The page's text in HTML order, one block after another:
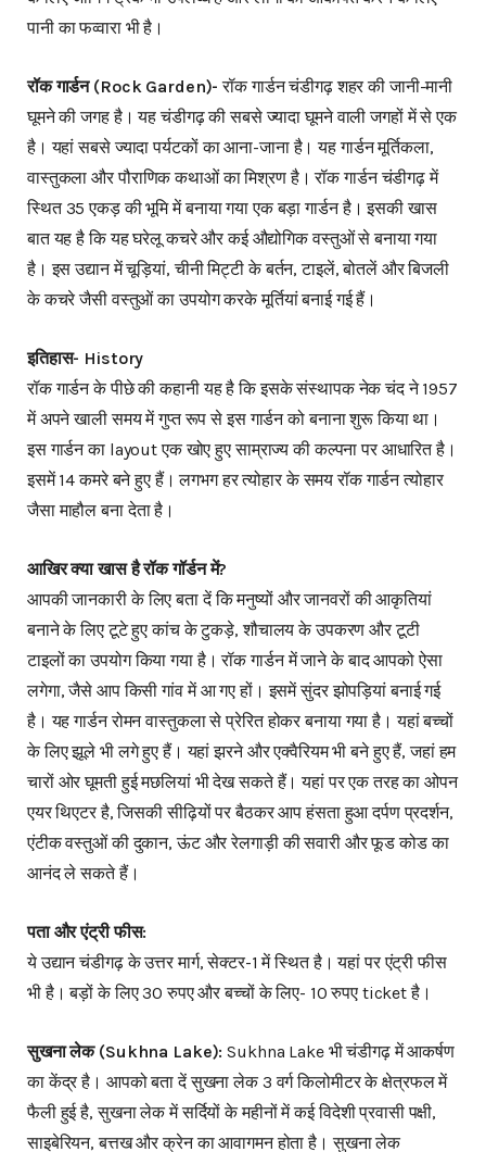
पानी का फव्वारा भी है।
रॉक गार्डन (Rock Garden)-रॉक गार्डन चंडीगढ़ शहर की जानी-मानी
घूमने की जगह है। यह चंडीगढ़ की सबसे ज्यादा घूमने वाली जगहों में से एक
है। यहां सबसे ज्यादा पर्यटकों का आना-जाना है। यह गार्डन मूर्तिकला,
वास्तुकला और पौराणिक कथाओं का मिश्रण है। रॉक गार्डन चंडीगढ़ में
स्थित 35 एकड़ की भूमि में बनाया गया एक बड़ा गार्डन है। इसकी खास
बात यह है कि यह घरेलू कचरे और कई औद्योगिक वस्तुओं से बनाया गया
है। इस उद्यान में चूड़ियां, चीनी मिट्टी के बर्तन, टाइलें, बोतलें और बिजली
के कचरे जैसी वस्तुओं का उपयोग करके मूर्तियां बनाई गई हैं।
इतिहास- History
रॉक गार्डन के पीछे की कहानी यह है कि इसके संस्थापक नेक चंद ने 1957
में अपने खाली समय में गुप्त रूप से इस गार्डन को बनाना शुरू किया था।
इस गार्डन का layout एक खोए हुए साम्राज्य की कल्पना पर आधारित है।
इसमें 14 कमरे बने हुए हैं। लगभग हर त्योहार के समय रॉक गार्डन त्योहार
जैसा माहौल बना देता है।
आखिर क्या खास है रॉक गॉर्डन में?
आपकी जानकारी के लिए बता दें कि मनुष्यों और जानवरों की आकृतियां
बनाने के लिए टूटे हुए कांच के टुकड़े, शौचालय के उपकरण और टूटी
टाइलों का उपयोग किया गया है। रॉक गार्डन में जाने के बाद आपको ऐसा
लगेगा, जैसे आप किसी गांव में आ गए हों। इसमें सुंदर झोपड़ियां बनाई गई
है। यह गार्डन रोमन वास्तुकला से प्रेरित होकर बनाया गया है। यहां बच्चों
के लिए झूले भी लगे हुए हैं। यहां झरने और एक्वैरियम भी बने हुए हैं, जहां हम
चारों ओर घूमती हुई मछलियां भी देख सकते हैं। यहां पर एक तरह का ओपन
एयर थिएटर है, जिसकी सीढ़ियों पर बैठकर आप हंसता हुआ दर्पण प्रदर्शन,
एंटीक वस्तुओं की दुकान, ऊंट और रेलगाड़ी की सवारी और फूड कोड का
आनंद ले सकते हैं।
पता और एंट्री फीस:
ये उद्यान चंडीगढ़ के उत्तर मार्ग, सेक्टर-1 में स्थित है। यहां पर एंट्री फीस
भी है। बड़ों के लिए 30 रुपए और बच्चों के लिए- 10 रुपए ticket है।
सुखना लेक (Sukhna Lake):Sukhna Lake भी चंडीगढ़ में आकर्षण
का केंद्र है। आपको बता दें सुखना लेक 3 वर्ग किलोमीटर के क्षेत्रफल में
फैली हुई है, सुखना लेक में सर्दियों के महीनों में कई विदेशी प्रवासी पक्षी,
साइबेरियन, बत्तख और क्रेन का आवागमन होता है। सुखना लेक